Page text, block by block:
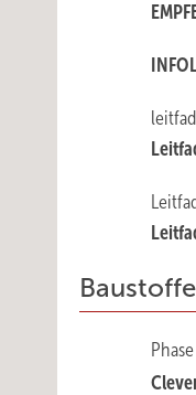
Baustoffe